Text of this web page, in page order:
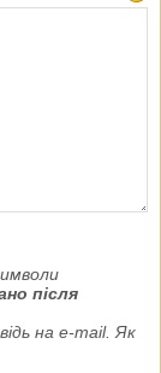
після
на e-mail. Як